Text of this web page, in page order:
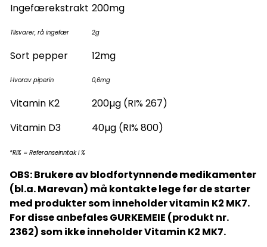
Ingefærekstrakt
Tilsvarer, rå ingefær
200mg
2g
Sort pepper
Hvorav piperin
12mg
0,6mg
Vitamin K2
200µg (RI% 267)
Vitamin D3
40µg (RI% 800)
*RI% = Referanseinntak i %
OBS: Brukere av blodfortynnende medikamenter
(bl.a. Marevan) må kontakte lege før de starter
med produkter som inneholder vitamin K2 MK7.
For disse anbefales GURKEMEIE (produkt nr.
2362) som ikke inneholder Vitamin K2 MK7.